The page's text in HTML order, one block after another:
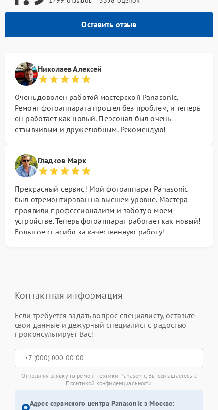
Оставить отзыв
Николаев Алексей
Очень доволен работой мастерской Panasonic.
Ремонт фотоаппарата прошел без проблем, и теперь
он работает как новый. Персонал был очень
отзывчивым и дружелюбным. Рекомендую!
Гладков Марк
Прекрасный сервис! Мой фотоаппарат Panasonic
был отремонтирован на высшем уровне. Мастера
проявили профессионализм и заботу о моем
устройстве. Теперь фотоаппарат работает как новый!
Большое спасибо за качественную работу!
Контактная информация
Если требуется задать вопрос специалисту, оставьте
свои данные и дежурный специалист с радостью
проконсультирует Вас!
Отправляя заявку на ремонт техники Panasonic, Вы соглашаетесь с
Политикой конфиденциальности
Адрес сервисного центра Panasonic в Москве: